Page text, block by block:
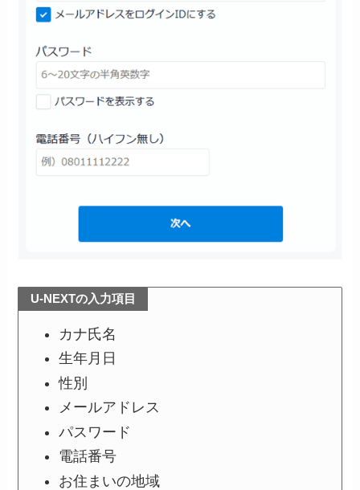
U-NEXTの入力項目
カナ氏名
生年月日
性別
メールアドレス
パスワード
電話番号
お住まいの地域